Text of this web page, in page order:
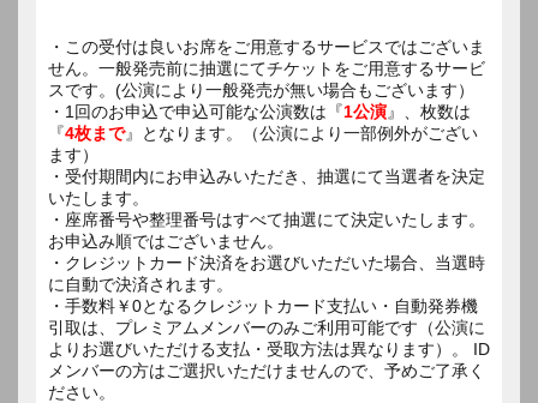
・この受付は良いお席をご用意するサービスではございま
せん。一般発売前に抽選にてチケットをご用意するサービ
スです。(公演により一般発売が無い場合もございます）
・1回のお申込で申込可能な公演数は『1公演』、枚数は
『4枚まで』となります。（公演により一部例外がござい
ます）
・受付期間内にお申込みいただき、抽選にて当選者を決定
いたします。
・座席番号や整理番号はすべて抽選にて決定いたします。
お申込み順ではございません。
・クレジットカード決済をお選びいただいた場合、当選時
に自動で決済されます。
・手数料￥0となるクレジットカード支払い・自動発券機
引取は、プレミアムメンバーのみご利用可能です（公演に
よりお選びいただける支払・受取方法は異なります）。 ID
メンバーの方はご選択いただけませんので、予めご了承く
ださい。